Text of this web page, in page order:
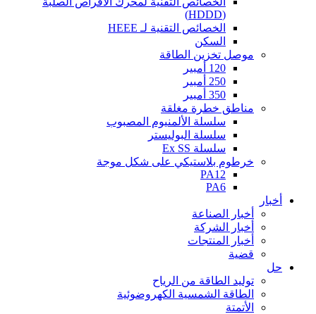
(HDDD)
الخصائص التقنية لـ HEEE
السكن
موصل تخزين الطاقة
120 أمبير
250 أمبير
350 أمبير
مناطق خطرة مغلقة
سلسلة الألمنيوم المصبوب
سلسلة البوليستر
سلسلة Ex SS
خرطوم بلاستيكي على شكل موجة
PA12
PA6
أخبار
أخبار الصناعة
أخبار الشركة
أخبار المنتجات
قضية
حل
توليد الطاقة من الرياح
الطاقة الشمسية الكهروضوئية
الأتمتة